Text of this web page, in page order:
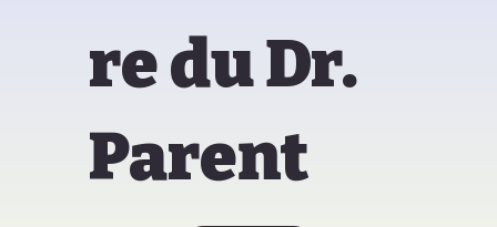
re du Dr.
Parent